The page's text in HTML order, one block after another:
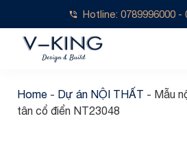
Hotline: 0789996000 -
Home - Dự án NỘI THẤT - Mẫu
tân cổ điển NT23048